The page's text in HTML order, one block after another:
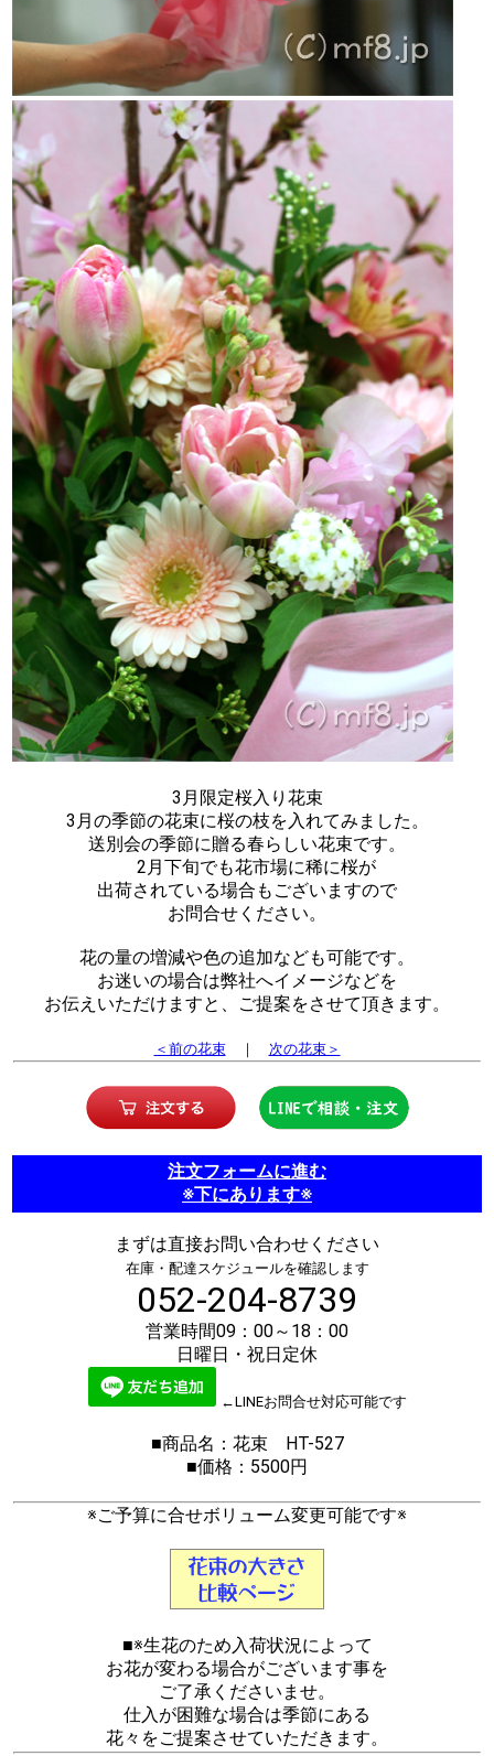
3月限定桜入り花束
3月の季節の花束に桜の枝を入れてみました。
送別会の季節に贈る春らしい花束です。
2月下旬でも花市場に稀に桜が
出荷されている場合もございますので
お問合せください。
花の量の増減や色の追加なども可能です。
お迷いの場合は弊社へイメージなどを
お伝えいただけますと、ご提案をさせて頂きます。
＜前の花束｜ 次の花束＞
注文フォームに進む
※下にあります※
まずは直接お問い合わせください
在庫・配達スケジュールを確認します
052-204-8739
営業時間09：00～18：00
日曜日・祝日定休
←LINEお問合せ対応可能です
■商品名：花束 HT-527
■価格：5500円
※ご予算に合せボリューム変更可能です※
■※生花のため入荷状況によって
お花が変わる場合がございます事を
ご了承くださいませ。
仕入が困難な場合は季節にある
花々をご提案させていただきます。